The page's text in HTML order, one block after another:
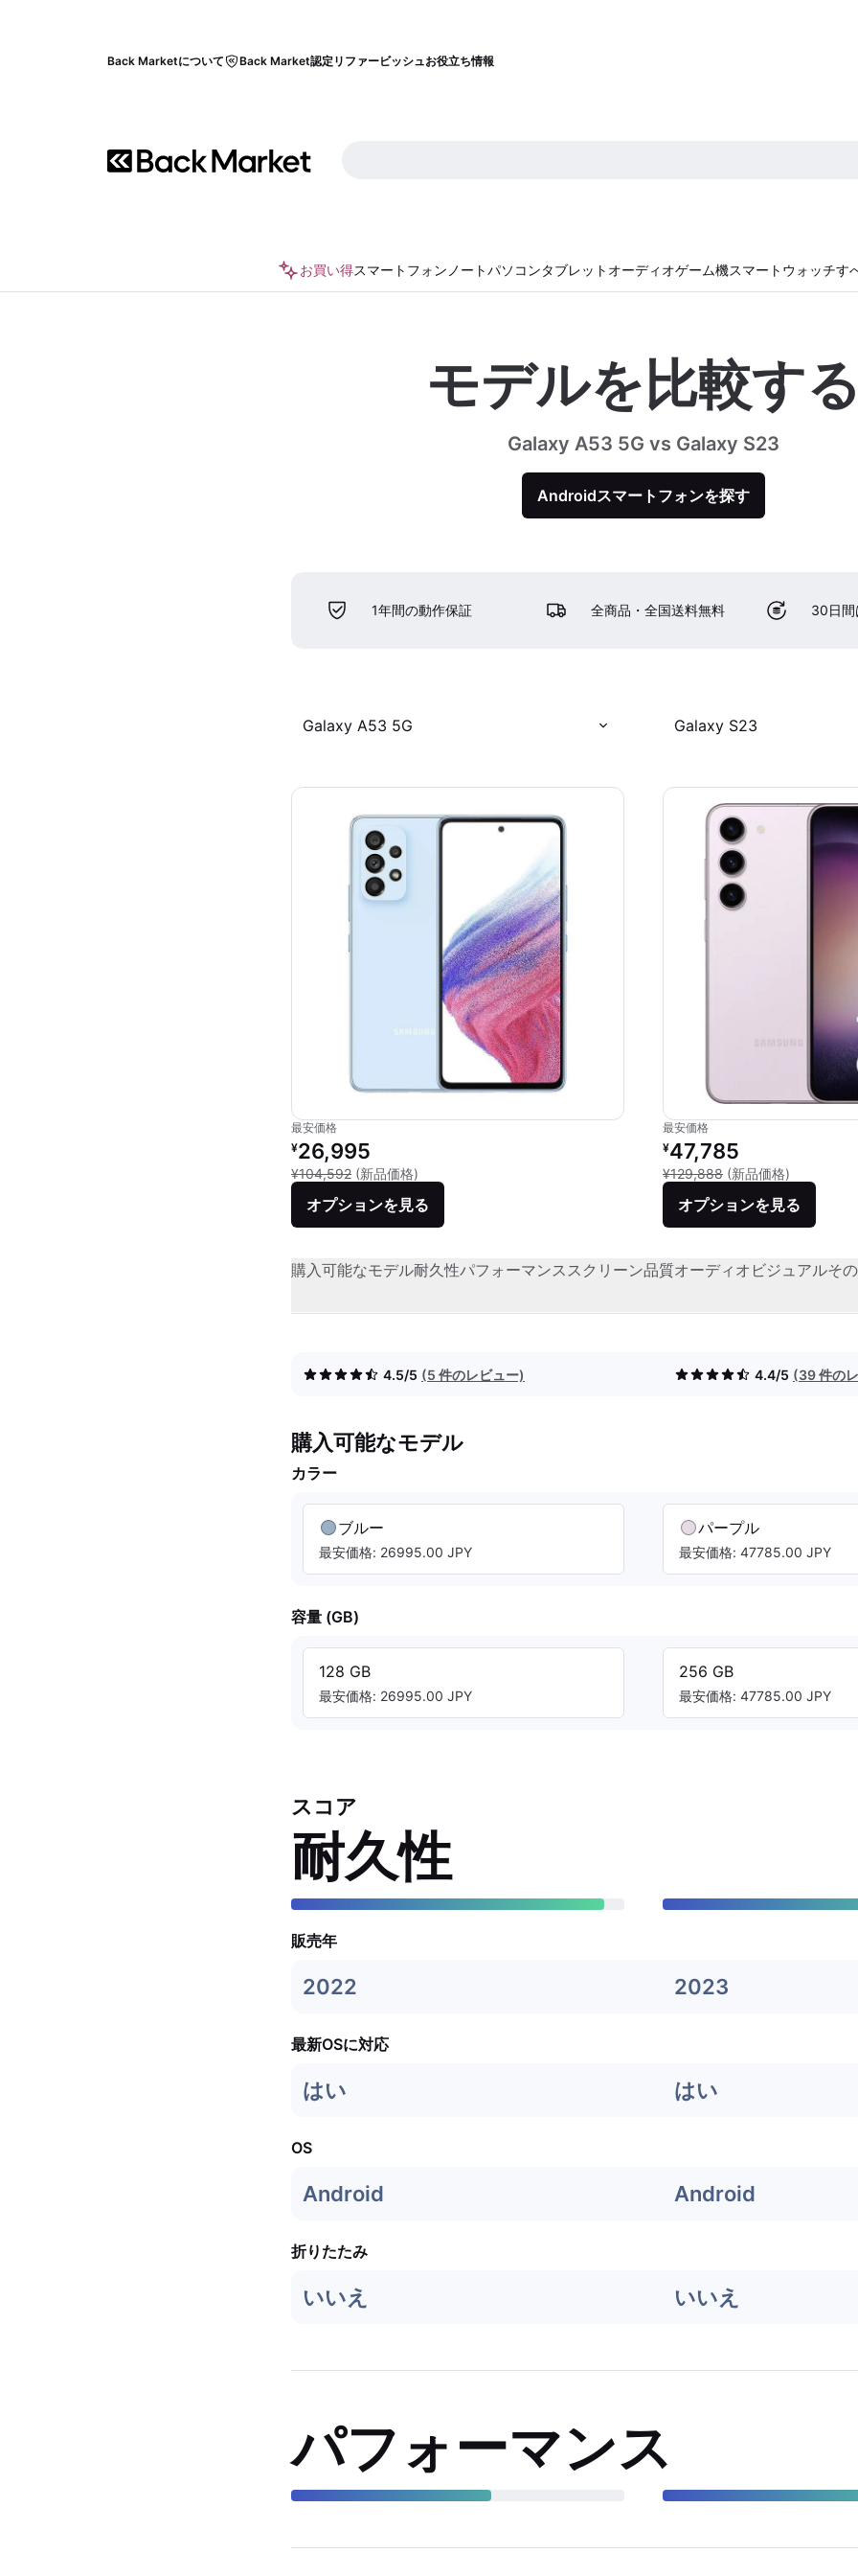
Back Marketについて Back Market認定リファービッシュお役立ち情報
お買い得スマートフォン ノートパソコンタブレット オーディオゲーム機スマートウォッチす
モデルを比較する
Galaxy A53 5G vs Galaxy S23
Androidスマートフォンを探す
1年間の動作保証 全商品・全国送料無料 30日間
Galaxy A53 5G Galaxy S23
最安価格
リファービッシュ品の価格：
¥26,995
¥104,592 (新品価格)
オプションを見る
最安価格
リファービッシュ品の価格：
¥47,785
¥129,888 (新品価格)
オプションを見る
購入可能なモデル耐久性パフォーマンススクリーン品質オーディオビジュアルそ
4.5/5 (5 件のレビュー) 4.4/5 (39 件の
購入可能なモデル
カラー
ブルー
最安価格: 26995.00 JPY
パープル
最安価格: 47785.00 JPY
容量 (GB)
128 GB
最安価格: 26995.00 JPY
256 GB
最安価格: 47785.00 JPY
スコア
耐久性
販売年
2022 2023
最新OSに対応
はい はい
OS
Android Android
折りたたみ
いいえ いいえ
パフォーマンス